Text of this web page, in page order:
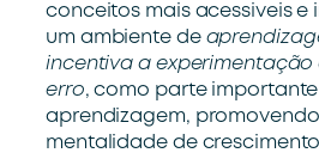
conceitos mais acessiveis e
um ambiente de
incentiva a
erro, como parte
aprendizagem,
mentalidade de